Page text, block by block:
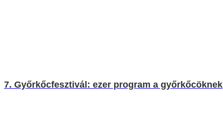
7. Győrkőcfesztivál: ezer program a győrkőcöknek